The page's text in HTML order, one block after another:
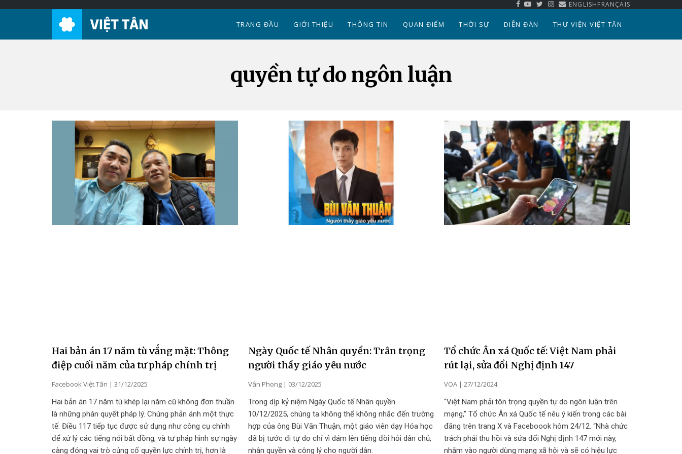
ENGLISHFRANÇAIS
TRANG ĐẦU GIỚI THIỆU THÔNG TIN QUAN ĐIỂM THỜI SỰ DIỄN ĐÀN THƯ VIỆN VIỆT TÂN
quyền tự do ngôn luận
Hai bản án 17 năm tù vắng mặt: Thông
điệp cuối năm của tư pháp chính trị
Facebook Việt Tân
31/12/2025
Hai bản án 17 năm tù khép lại năm cũ không đơn thuần
là những phán quyết pháp lý. Chúng phản ánh một thực
tế: Điều 117 tiếp tục được sử dụng như công cụ chính
để xử lý các tiếng nói bất đồng, và tư pháp hình sự ngày
càng đóng vai trò củng cố quyền lực chính trị, hơn là
Ngày Quốc tế Nhân quyền: Trân trọng
người thầy giáo yêu nước
Vân Phong
03/12/2025
Trong dịp kỷ niệm Ngày Quốc tế Nhân quyền
10/12/2025, chúng ta không thể không nhắc đến trường
hợp của ông Bùi Văn Thuận, một giáo viên dạy Hóa học
đã bị tước đi tự do chỉ vì dám lên tiếng đòi hỏi dân chủ,
nhân quyền và công lý cho người dân.
Tổ chức Ân xá Quốc tế: Việt Nam phải
rút lại, sửa đổi Nghị định 147
VOA
27/12/2024
“Việt Nam phải tôn trọng quyền tự do ngôn luận trên
mạng,” Tổ chức Ân xá Quốc tế nêu ý kiến trong các bài
đăng trên trang X và Faceboook hôm 24/12. “Nhà chức
trách phải thu hồi và sửa đổi Nghị định 147 mới này,
nhắm vào người dùng mạng xã hội và sẽ có hiệu lực